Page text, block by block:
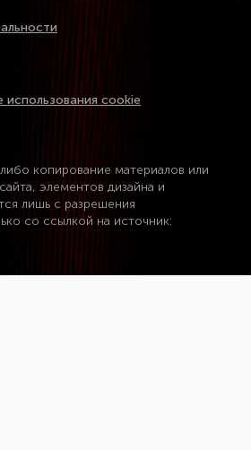
копирование материалов или
элементов дизайна и
лишь с разрешения
со ссылкой на источник:
cookie